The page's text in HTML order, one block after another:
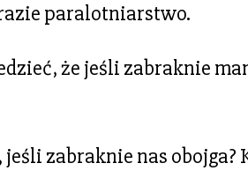
paralotniarstwo.
że jeśli zabraknie
jeśli zabraknie nas obojga?